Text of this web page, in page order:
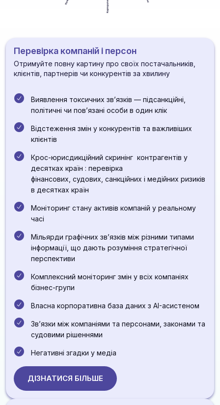
Перевірка компаній і персон
Отримуйте повну картину про своїх постачальників,
клієнтів, партнерів чи конкурентів за хвилину
Виявлення токсичних зв’язків — підсанкційні,
політичні чи пов’язані особи в один клік
Відстеження змін у конкурентів та важливіших
клієнтів
Крос-юрисдикційний скринінг контрагентів у
десятках країн : перевірка
фінансових, судових, санкційних і медійних ризиків
в десятках країн
Моніторинг стану активів компаній у реальному
часі
Мільярди графічних звʼязків між різними типами
інформації, що дають розуміння стратегічної
перспективи
Комплексний моніторинг змін у всіх компаніях
бізнес-групи
Власна корпоративна база даних з AI-асистеном
Звʼязки між компаніями та персонами, законами та
судовими рішеннями
Негативні згадки у медіа
ДІЗНАТИСЯ БІЛЬШЕ